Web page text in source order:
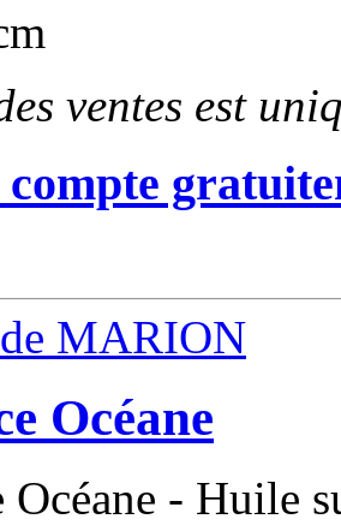
ventes est
MARION
Océane
Océane - Huile